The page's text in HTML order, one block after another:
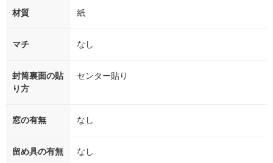
材質 紙
マチ なし
封筒裏面の貼
り方
センター貼り
窓の有無 なし
留め具の有無 なし